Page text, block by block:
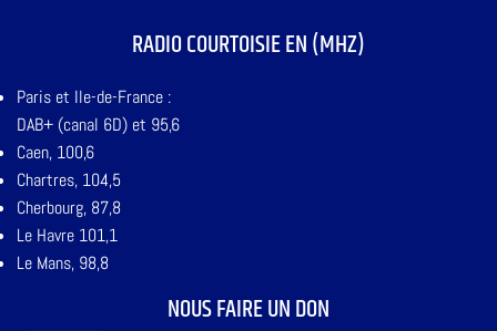
RADIO COURTOISIE EN (MHZ)
Paris et Ile-de-France :
DAB+ (canal 6D) et 95,6
Caen, 100,6
Chartres, 104,5
Cherbourg, 87,8
Le Havre 101,1
Le Mans, 98,8
NOUS FAIRE UN DON